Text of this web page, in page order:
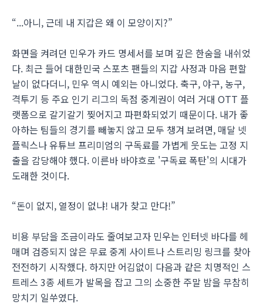
“...아니, 근데 내 지갑은 왜 이 모양이지?”
화면을 켜려던 민우가 카드 명세서를 보며 깊은 한숨을 내쉬었
다. 최근 들어 대한민국 스포츠 팬들의 지갑 사정과 마음 편할
날이 없다더니, 민우 역시 예외는 아니었다. 축구, 야구, 농구,
격투기 등 주요 인기 리그의 독점 중계권이 여러 거대 OTT 플
랫폼으로 갈기갈기 찢어지고 파편화되었기 때문이다. 내가 좋
아하는 팀들의 경기를 빼놓지 않고 모두 챙겨 보려면, 매달 넷
플릭스나 유튜브 프리미엄의 구독료를 가볍게 웃도는 고정 지
출을 감당해야 했다. 이른바 바야흐로 '구독료 폭탄'의 시대가
도래한 것이다.
“돈이 없지, 열정이 없냐! 내가 찾고 만다!”
비용 부담을 조금이라도 줄여보고자 민우는 인터넷 바다를 헤
매며 검증되지 않은 무료 중계 사이트나 스트리밍 링크를 찾아
전전하기 시작했다. 하지만 어김없이 다음과 같은 치명적인 스
트레스 3종 세트가 발목을 잡고 그의 소중한 주말 밤을 무참히
망치기 일쑤였다.